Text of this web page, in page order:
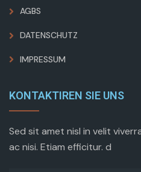
AGBS
DATENSCHUTZ
IMPRESSUM
KONTAKTIREN SIE UNS
Sed sit amet nisl in velit
ac nisi. Etiam efficitur. d